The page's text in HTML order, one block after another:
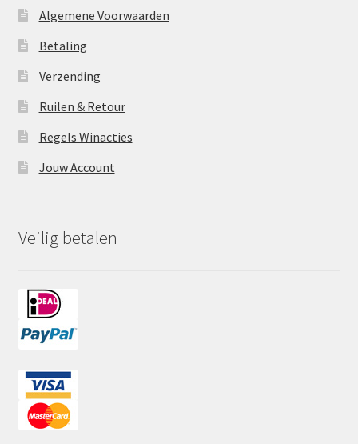
Algemene Voorwaarden
Betaling
Verzending
Ruilen & Retour
Regels Winacties
Jouw Account
Veilig betalen